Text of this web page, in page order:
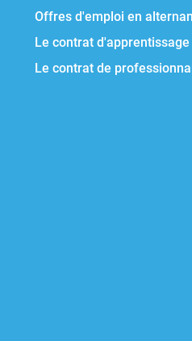
Offres d'emploi en
Le contrat d'apprentissage
Le contrat de